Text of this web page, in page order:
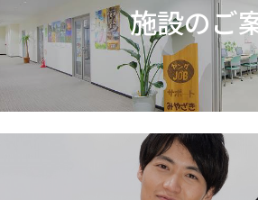
施設のご